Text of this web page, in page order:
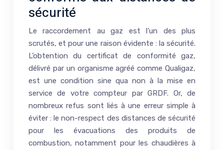
sécurité
Le raccordement au gaz est l’un des plus
scrutés, et pour une raison évidente : la sécurité.
L’obtention du certificat de conformité gaz,
délivré par un organisme agréé comme Qualigaz,
est une condition sine qua non à la mise en
service de votre compteur par GRDF. Or, de
nombreux refus sont liés à une erreur simple à
éviter : le non-respect des distances de sécurité
pour les évacuations des produits de
combustion, notamment pour les chaudières à